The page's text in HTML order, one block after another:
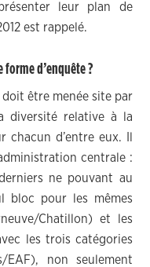
leur plan de
est rappelé.
forme d’enquête ?
doit être menée site par
diversité relative à la
chacun d’entre eux. Il
centrale :
ne pouvant au
bloc pour les mêmes
Chatillon) et les
les trois catégories
EAF), non seulement